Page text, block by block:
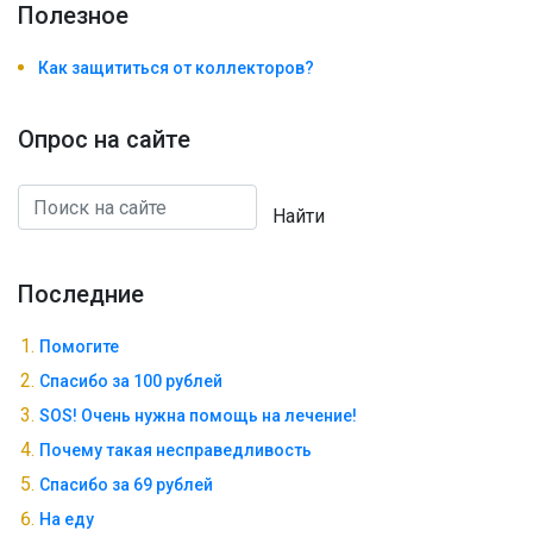
Полезноe
Как защититься от коллекторов?
Опрос на сайте
Найти
Последние
Помогите
Спасибо за 100 рублей
SOS! Очень нужна помощь на лечение!
Почему такая несправедливость
Спасибо за 69 рублей
На еду